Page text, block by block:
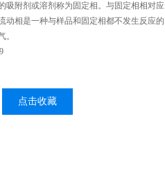
吸附剂或溶剂称为固定相。与固定相相对应
动相是一种与样品和固定相都不发生反应的
。
点击收藏